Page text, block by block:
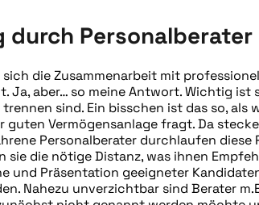
Personalberater
die Zusammenarbeit mit
Ja, aber… so meine Antwort. Wichtig ist
sind. Ein bisschen ist das so, als
guten Vermögensanlage fragt. Da
Personalberater durchlaufen
sie die nötige Distanz, was ihnen
und Präsentation geeigneter
Nahezu unverzichtbar sind Berater